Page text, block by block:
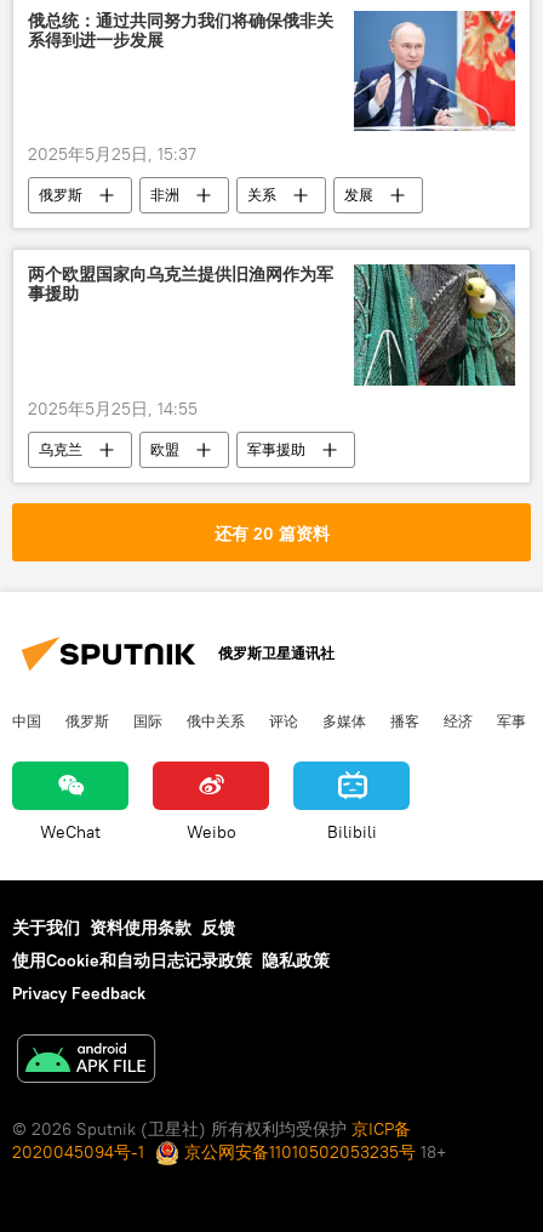
俄总统：通过共同努力我们将确保俄非关
系得到进一步发展
2025年5月25日, 15:37
俄罗斯 非洲 关系 发展
两个欧盟国家向乌克兰提供旧渔网作为军
事援助
2025年5月25日, 14:55
乌克兰 欧盟 军事援助
还有 20 篇资料
俄罗斯卫星通讯社
中国 俄罗斯 国际 俄中关系 评论 多媒体 播客 经济 军事
WeChat Weibo Bilibili
关于我们 资料使用条款 反馈
使用Cookie和自动日志记录政策 隐私政策
Privacy Feedback
© 2026 Sputnik (卫星社) 所有权利均受保护 京ICP备
2020045094号-1
京公网安备11010502053235号 18+